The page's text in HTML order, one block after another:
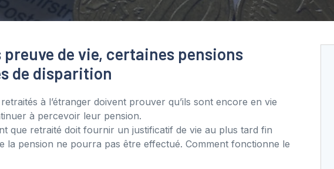
preuve de vie, certaines pensions
de disparition
à l’étranger doivent prouver qu’ils sont encore en vie
à percevoir leur pension.
que retraité doit fournir un justificatif de vie au plus tard fin
la pension ne pourra pas être effectué. Comment fonctionne le